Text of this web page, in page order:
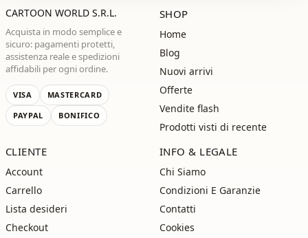
CARTOON WORLD S.R.L.
Acquista in modo semplice e
sicuro: pagamenti protetti,
assistenza reale e spedizioni
affidabili per ogni ordine.
VISA
MASTERCARD
PAYPAL
BONIFICO
SHOP
Home
Blog
Nuovi arrivi
Offerte
Vendite flash
Prodotti visti di recente
CLIENTE
Account
Carrello
Lista desideri
Checkout
INFO & LEGALE
Chi Siamo
Condizioni E Garanzie
Contatti
Cookies